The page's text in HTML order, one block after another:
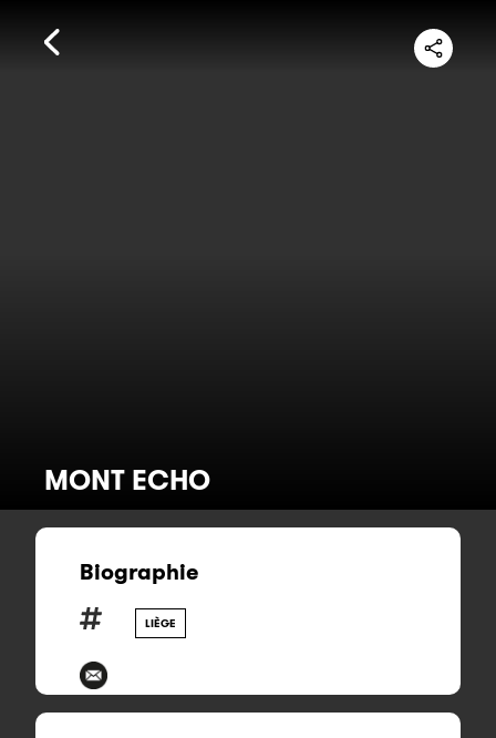
MONT ECHO
Biographie
LIÈGE